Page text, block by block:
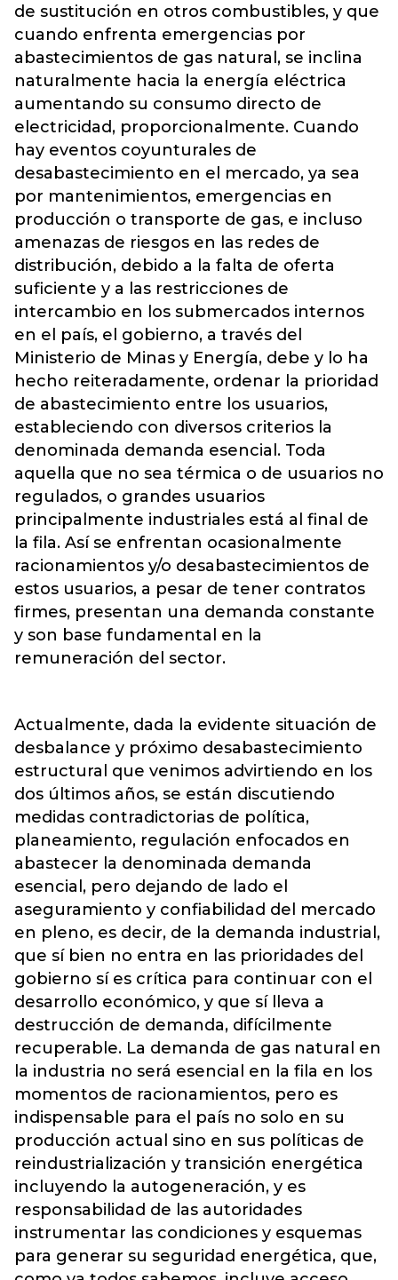
de sustitución en otros combustibles, y que
cuando enfrenta emergencias por
abastecimientos de gas natural, se inclina
naturalmente hacia la energía eléctrica
aumentando su consumo directo de
electricidad, proporcionalmente. Cuando
hay eventos coyunturales de
desabastecimiento en el mercado, ya sea
por mantenimientos, emergencias en
producción o transporte de gas, e incluso
amenazas de riesgos en las redes de
distribución, debido a la falta de oferta
suficiente y a las restricciones de
intercambio en los submercados internos
en el país, el gobierno, a través del
Ministerio de Minas y Energía, debe y lo ha
hecho reiteradamente, ordenar la prioridad
de abastecimiento entre los usuarios,
estableciendo con diversos criterios la
denominada demanda esencial. Toda
aquella que no sea térmica o de usuarios no
regulados, o grandes usuarios
principalmente industriales está al final de
la fila. Así se enfrentan ocasionalmente
racionamientos y/o desabastecimientos de
estos usuarios, a pesar de tener contratos
firmes, presentan una demanda constante
y son base fundamental en la
remuneración del sector.
Actualmente, dada la evidente situación de
desbalance y próximo desabastecimiento
estructural que venimos advirtiendo en los
dos últimos años, se están discutiendo
medidas contradictorias de política,
planeamiento, regulación enfocados en
abastecer la denominada demanda
esencial, pero dejando de lado el
aseguramiento y confiabilidad del mercado
en pleno, es decir, de la demanda industrial,
que sí bien no entra en las prioridades del
gobierno sí es crítica para continuar con el
desarrollo económico, y que sí lleva a
destrucción de demanda, difícilmente
recuperable. La demanda de gas natural en
la industria no será esencial en la fila en los
momentos de racionamientos, pero es
indispensable para el país no solo en su
producción actual sino en sus políticas de
reindustrialización y transición energética
incluyendo la autogeneración, y es
responsabilidad de las autoridades
instrumentar las condiciones y esquemas
para generar su seguridad energética, que,